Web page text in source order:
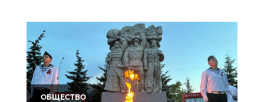
ОБЩЕСТВО